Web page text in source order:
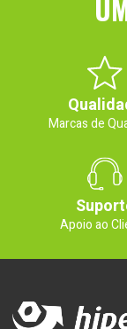
Marcas de
Apoio ao